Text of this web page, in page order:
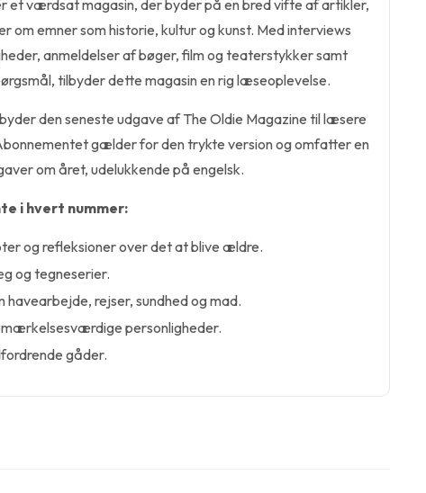
et værdsat magasin, der byder på en bred vifte af artikler,
om emner som historie, kultur og kunst. Med interviews
anmeldelser af bøger, film og teaterstykker samt
tilbyder dette magasin en rig læseoplevelse.
den seneste udgave af The Oldie Magazine til læsere
gælder for den trykte version og omfatter en
om året, udelukkende på engelsk.
i hvert nummer:
og refleksioner over det at blive ældre.
og tegneserier.
havearbejde, rejser, sundhed og mad.
personligheder.
gåder.